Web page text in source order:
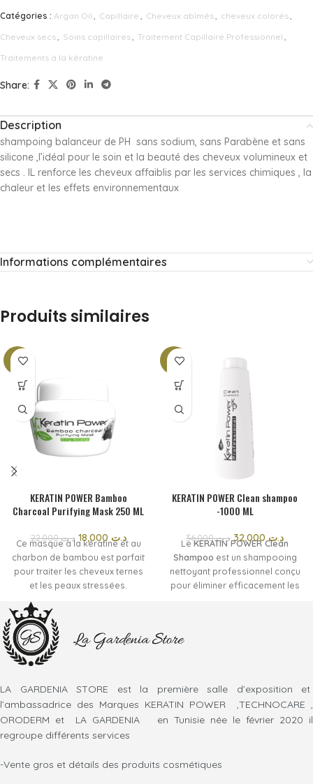
Catégories : Argan Oil , Capillaire , Cheveux abîmés, cheveux colorés,
Cheveux secs, Soins capillaires, Traitement Capillaire Professionnel ,
Traitements à la kératine
Share:
Description
shampoing balanceur de PH sans sodium, sans Parabène et sans
silicone ,l’idéal pour le soin et la beauté des cheveux volumineux et
secs . IL renforce les cheveux affaiblis par les services chimiques , la
chaleur et les effets environnementaux
Informations complémentaires
Produits similaires
-18%
KERATIN POWER Bamboo
Charcoal Purifying Mask 250 ML
د.ت22,000 د.ت
Ce masque à la kératine et au
charbon de bambou est parfait
pour traiter les cheveux ternes
et les peaux stressées.
charbon végétal.
réputé pour ses propriétés
purifiantes et rééquilibrantes
reconnues pour la peau et les
cheveux avec une action
excessive de sébum.
associée à l'action
restructurante et
il donne un véritable rituel
-11%
KERATIN POWER Clean shampoo
-1000 ML
د.ت36,000 د.ت32,000
LeKERATIN POWER Clean
Shampoo est un shampooing
nettoyant professionnel conçu
pour éliminer efficacement les
la fibre capillaire avant un
meilleure pénétration des
actifs. Sa formule nettoie en
profondeur tout en laissant les
tous les types de cheveux, il est
LA GARDENIA STORE est la première salle d’exposition et
l’ambassadrice des Marques KERATIN POWER ,TECHNOCARE ,
ORODERM et LA GARDENIA en Tunisie née le février 2020 il
regroupe différents services
-Vente gros et détails des produits cosmétiques